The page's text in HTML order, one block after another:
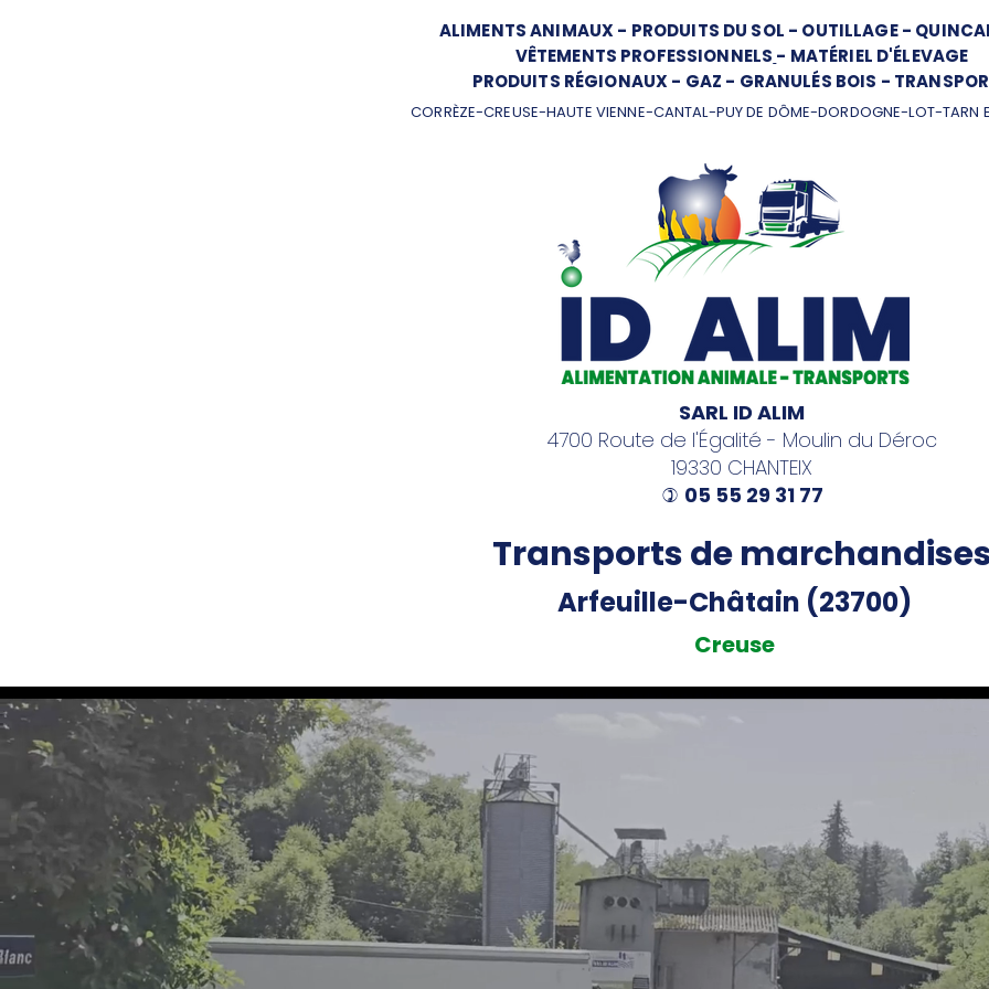
ALIMENTS ANIMAUX- PRODUITS DU SOL - OUTILLAGE-
VÊTEMENTS PROFESSIONNELS - MATÉRIEL D'ÉLEVAGE
PRODUITS RÉGIONAUX- GAZ - GRANULÉS BOIS -
CORRÈZE-CREUSE-HAUTE VIENNE-CANTAL-PUY DE DÔME-DORDOGNE-LOT-TARN
SARL ID ALIM
4700 Route de l'Égalité - Moulin du Déroc
19330 CHANTEIX
) 05 55 29 31 77
Transports de
Arfeuille-Châtain (23700)
Creuse